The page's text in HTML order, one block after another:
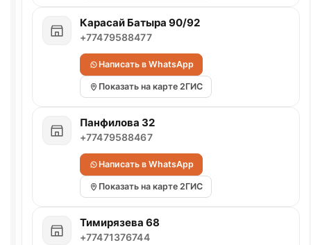
Карасай Батыра 90/92
+77479588477
Написать в WhatsApp
Показать на карте 2ГИС
Панфилова 32
+77479588467
Написать в WhatsApp
Показать на карте 2ГИС
Тимирязева 68
+77471376744